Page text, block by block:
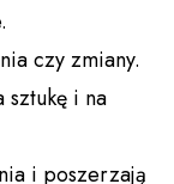
czy zmiany.
sztukę i na
i poszerzają